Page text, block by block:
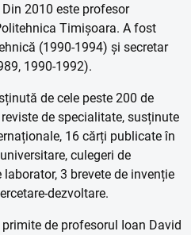
2010 este profesor
Timișoara. A fost
(1990-1994) și secretar
1990-1992).
de cele peste 200 de
de specialitate, susținute
16 cărți publicate în
culegeri de
3 brevete de invenție
dezvoltare.
de profesorul Ioan David